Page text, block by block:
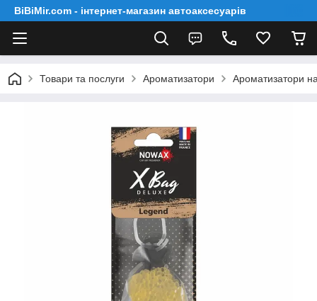
BiBiMir.com - інтернет-магазин автоаксесуарів
Товари та послуги Ароматизатори Ароматизатори